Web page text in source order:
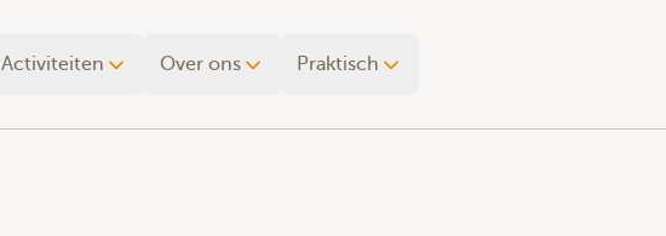
Activiteiten Over ons Praktisch